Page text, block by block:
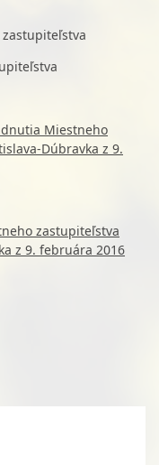
Miestneho
Dúbravka z 9.
zastupiteľstva
z 9. februára 2016